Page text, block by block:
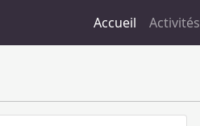
Accueil Activités